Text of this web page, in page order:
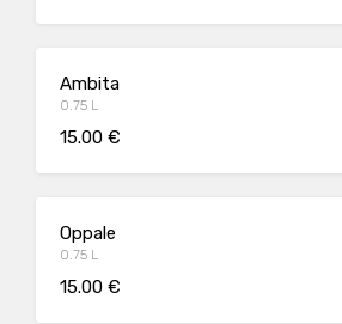
Ambita
0.75 L
15.00 €
Oppale
0.75 L
15.00 €